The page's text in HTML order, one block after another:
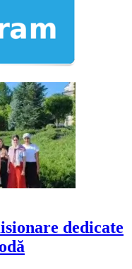
dedicate